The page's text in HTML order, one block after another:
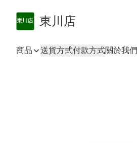
東川店
商品 送貨方式付款方式關於我們